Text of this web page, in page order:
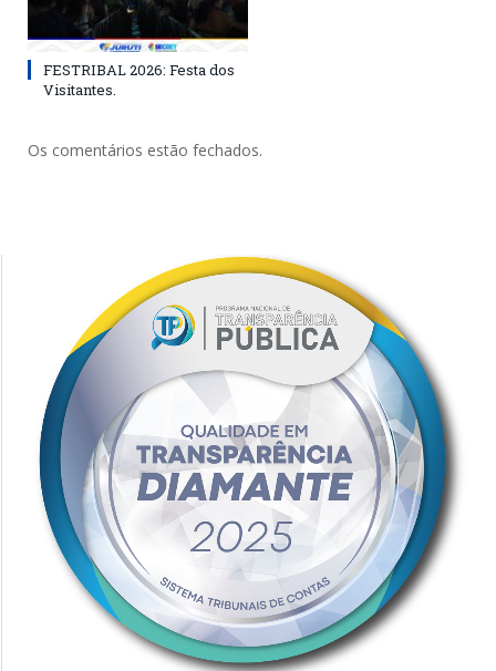
FESTRIBAL 2026: Festa dos
Visitantes.
Os comentários estão fechados.